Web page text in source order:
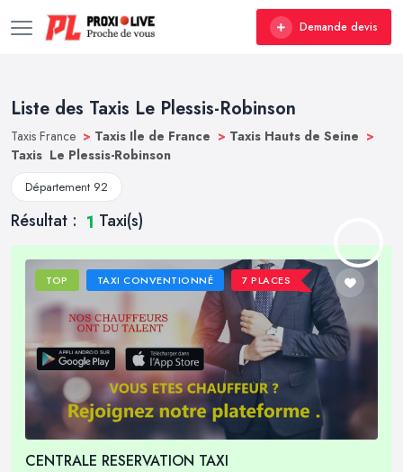
Demande devis
Liste des Taxis Le Plessis-Robinson
Taxis France > Taxis Ile de France > Taxis Hauts de Seine >
Taxis Le Plessis-Robinson
Département 92
Résultat : 1 Taxi(s)
TOP TAXI CONVENTIONNÉ 7 PLACES
CENTRALE RESERVATION TAXI